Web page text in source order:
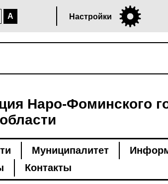
A Настройки
Наро-Фоминского
Муниципалитет
Контакты